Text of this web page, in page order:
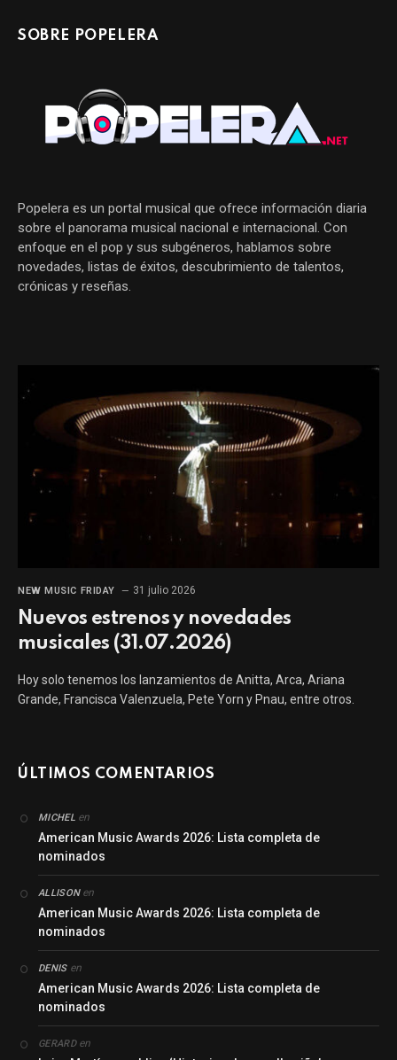
SOBRE POPELERA
Popelera es un portal musical que ofrece información diaria
sobre el panorama musical nacional e internacional. Con
enfoque en el pop y sus subgéneros, hablamos sobre
novedades, listas de éxitos, descubrimiento de talentos,
crónicas y reseñas.
NEW MUSIC FRIDAY 31 julio 2026
Nuevos estrenos y novedades
musicales (31.07.2026)
Hoy solo tenemos los lanzamientos de Anitta, Arca, Ariana
Grande, Francisca Valenzuela, Pete Yorn y Pnau, entre otros.
ÚLTIMOS COMENTARIOS
MICHELen
American Music Awards 2026: Lista completa de
nominados
ALLISONen
American Music Awards 2026: Lista completa de
nominados
DENISen
American Music Awards 2026: Lista completa de
nominados
GERARDen